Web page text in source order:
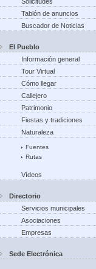
Tablón de anuncios
Buscador de Noticias
El Pueblo
Información general
Tour Virtual
Cómo llegar
Callejero
Patrimonio
Fiestas y tradiciones
Naturaleza
Fuentes
Rutas
Vídeos
Directorio
Servicios municipales
Asociaciones
Empresas
Sede Electrónica